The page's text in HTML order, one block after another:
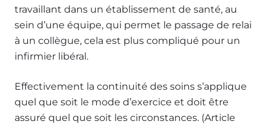
travaillant dans un établissement de santé, au
sein d’une équipe, qui permet le passage de relai
à un collègue, cela est plus compliqué pour un
infirmier libéral.
Effectivement la continuité des soins s’applique
quel que soit le mode d’exercice et doit être
assuré quel que soit les circonstances. (Article